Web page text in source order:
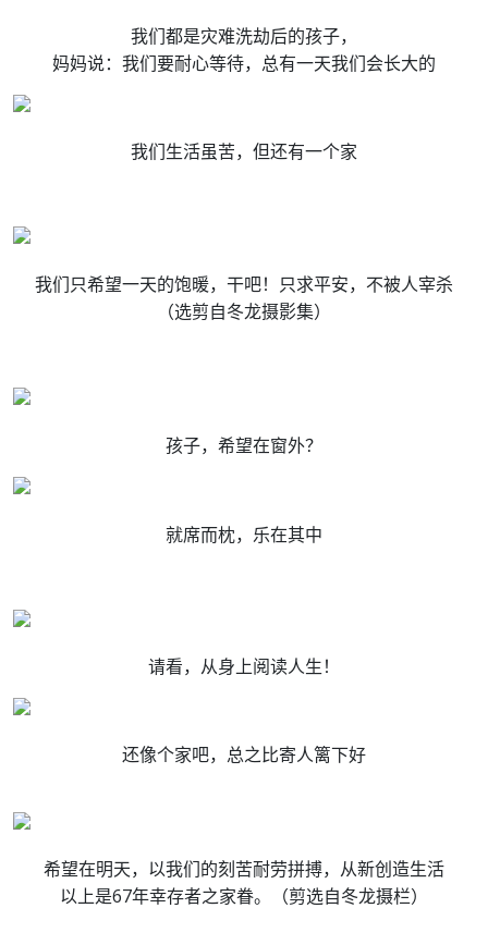
我们都是灾难洗劫后的孩子，
妈妈说：我们要耐心等待，总有一天我们会长大的
我们生活虽苦，但还有一个家
我们只希望一天的饱暖，干吧！只求平安，不被人宰杀
（选剪自冬龙摄影集）
孩子，希望在窗外？
就席而枕，乐在其中
请看，从身上阅读人生！
还像个家吧，总之比寄人篱下好
希望在明天，以我们的刻苦耐劳拼搏，从新创造生活
以上是67年幸存者之家眷。（剪选自冬龙摄栏）